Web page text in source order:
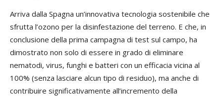
Arriva dalla Spagna un’innovativa tecnologia sostenibile che
sfrutta l’ozono per la disinfestazione del terreno. E che, in
conclusione della prima campagna di test sul campo, ha
dimostrato non solo di essere in grado di eliminare
nematodi, virus, funghi e batteri con un efficacia vicina al
100% (senza lasciare alcun tipo di residuo), ma anche di
contribuire significativamente all’incremento della